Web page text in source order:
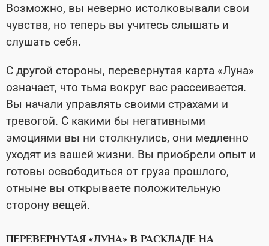
Возможно, вы неверно истолковывали свои
чувства, но теперь вы учитесь слышать и
слушать себя.
С другой стороны, перевернутая карта «Луна»
означает, что тьма вокруг вас рассеивается.
Вы начали управлять своими страхами и
тревогой. С какими бы негативными
эмоциями вы ни столкнулись, они медленно
уходят из вашей жизни. Вы приобрели опыт и
готовы освободиться от груза прошлого,
отныне вы открываете положительную
сторону вещей.
ПЕРЕВЕРНУТАЯ «ЛУНА» В РАСКЛАДЕ НА